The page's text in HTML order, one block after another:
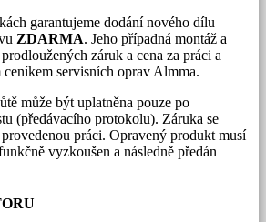
garantujeme dodání nového dílu
ZDARMA. Jeho případná montáž a
záruk a cena za práci a
servisních oprav Almma.
může být uplatněna pouze po
(předávacího protokolu). Záruka se
práci. Opravený produkt musí
vyzkoušen a následně předán